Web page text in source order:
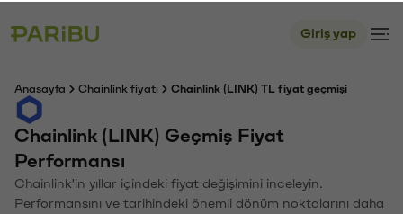
Giriş yap
Anasayfa Chainlink fiyatı Chainlink (LINK) TL fiyat geçmişi
Chainlink (LINK) Geçmiş Fiyat
Performansı
Chainlink'in yıllar içindeki fiyat değişimini inceleyin.
Performansını ve tarihindeki önemli dönüm noktalarını daha